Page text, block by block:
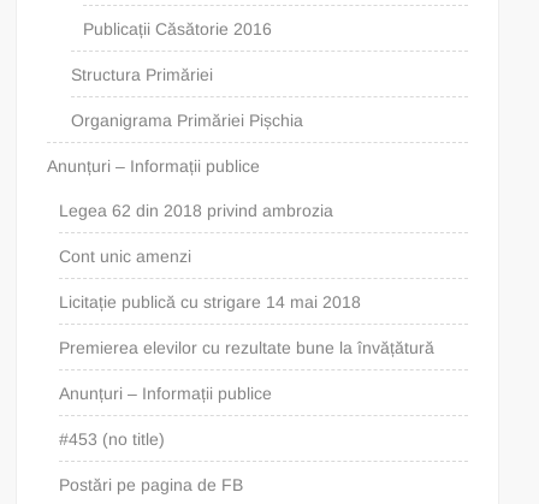
Publicații Căsătorie 2016
Structura Primăriei
Organigrama Primăriei Pișchia
Anunțuri – Informații publice
Legea 62 din 2018 privind ambrozia
Cont unic amenzi
Licitație publică cu strigare 14 mai 2018
Premierea elevilor cu rezultate bune la învățătură
Anunțuri – Informații publice
#453 (no title)
Postări pe pagina de FB